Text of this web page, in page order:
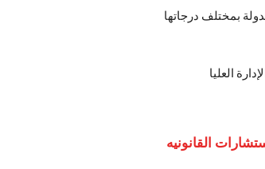
بمختلف درجاتها
العليا
القانونيه